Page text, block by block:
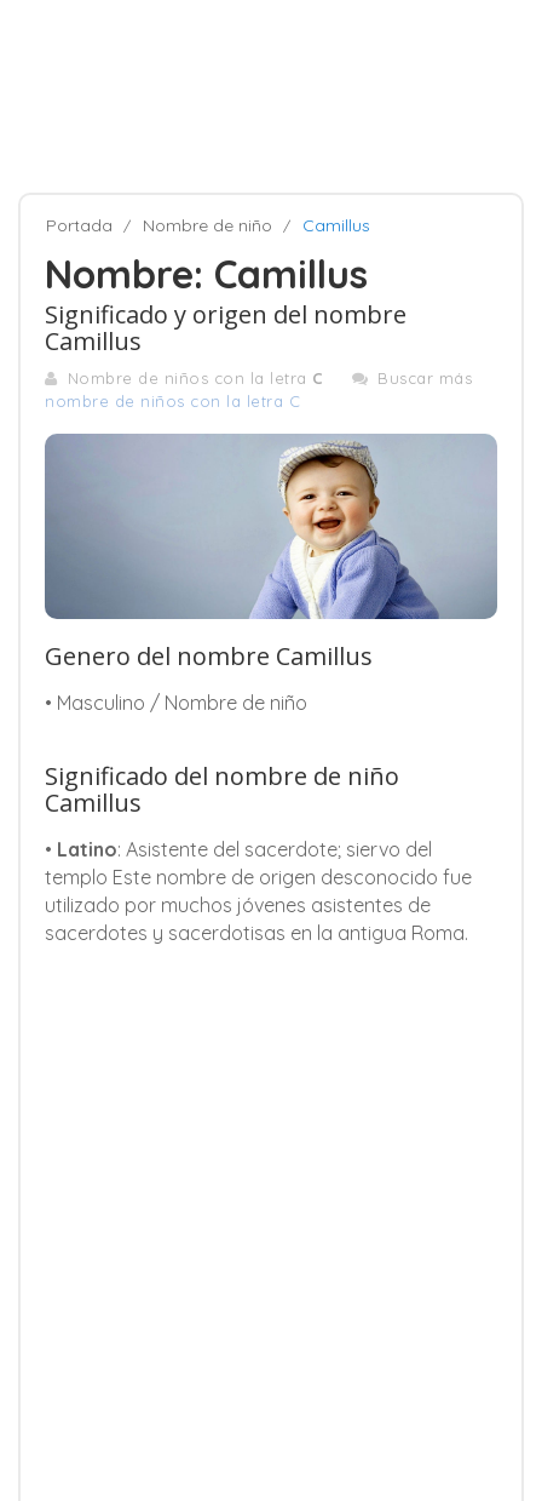
Portada Nombre de niño Camillus
Nombre: Camillus
Significado y origen del nombre
Camillus
Nombre de niños con la letra C
Buscar más
nombre de niños con la letra C
Genero del nombre Camillus
• Masculino / Nombre de niño
Significado del nombre de niño
Camillus
• Latino: Asistente del sacerdote; siervo del
templo Este nombre de origen desconocido fue
utilizado por muchos jóvenes asistentes de
sacerdotes y sacerdotisas en la antigua Roma.